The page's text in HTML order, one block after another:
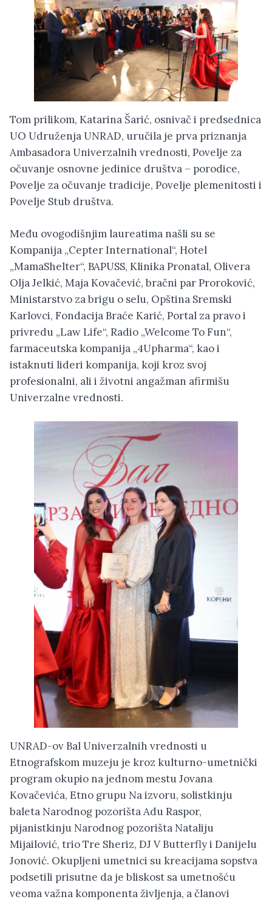
Tom prilikom, Katarina Šarić, osnivač i predsednica
UO Udruženja UNRAD, uručila je prva priznanja
Ambasadora Univerzalnih vrednosti, Povelje za
očuvanje osnovne jedinice društva – porodice,
Povelje za očuvanje tradicije, Povelje plemenitosti i
Povelje Stub društva.
Među ovogodišnjim laureatima našli su se
Kompanija „Cepter International“, Hotel
„MamaShelter“, BAPUSS, Klinika Pronatal, Olivera
Olja Jelkić, Maja Kovačević, bračni par Proroković,
Ministarstvo za brigu o selu, Opština Sremski
Karlovci, Fondacija Braće Karić, Portal za pravo i
privredu „Law Life“, Radio „Welcome To Fun“,
farmaceutska kompanija „4Upharma“, kao i
istaknuti lideri kompanija, koji kroz svoj
profesionalni, ali i životni angažman afirmišu
Univerzalne vrednosti.
UNRAD-ov Bal Univerzalnih vrednosti u
Etnografskom muzeju je kroz kulturno-umetnički
program okupio na jednom mestu Jovana
Kovačevića, Etno grupu Na izvoru, solistkinju
baleta Narodnog pozorišta Adu Raspor,
pijanistkinju Narodnog pozorišta Nataliju
Mijailović, trio Tre Sheriz, DJ V Butterfly i Danijelu
Jonović. Okupljeni umetnici su kreacijama sopstva
podsetili prisutne da je bliskost sa umetnošću
veoma važna komponenta življenja, a članovi